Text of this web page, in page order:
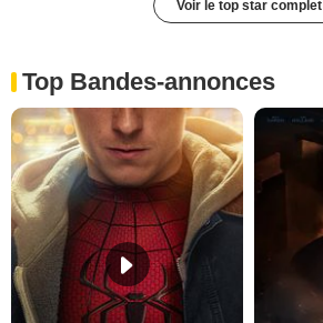
Voir le top star complet
Top Bandes-annonces